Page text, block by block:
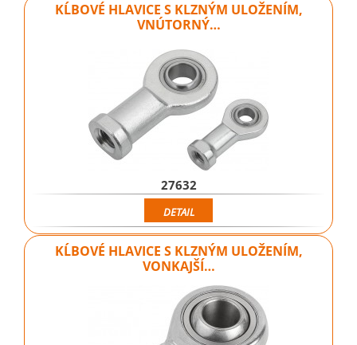
KĹBOVÉ HLAVICE S KLZNÝM ULOŽENÍM,
VNÚTORNÝ…
27632
DETAIL
KĹBOVÉ HLAVICE S KLZNÝM ULOŽENÍM,
VONKAJŠÍ…